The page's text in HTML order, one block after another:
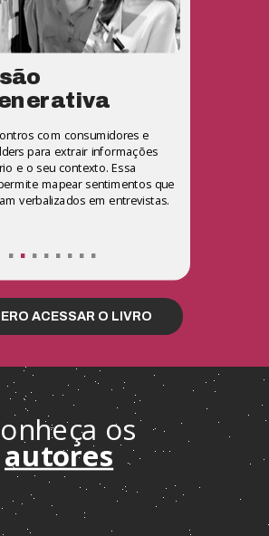
os
autores
ACESSAR O LIVRO
com consumidores e
para extrair informações
e o seu contexto. Essa
mapear sentimentos que
verbalizados em entrevistas.
........